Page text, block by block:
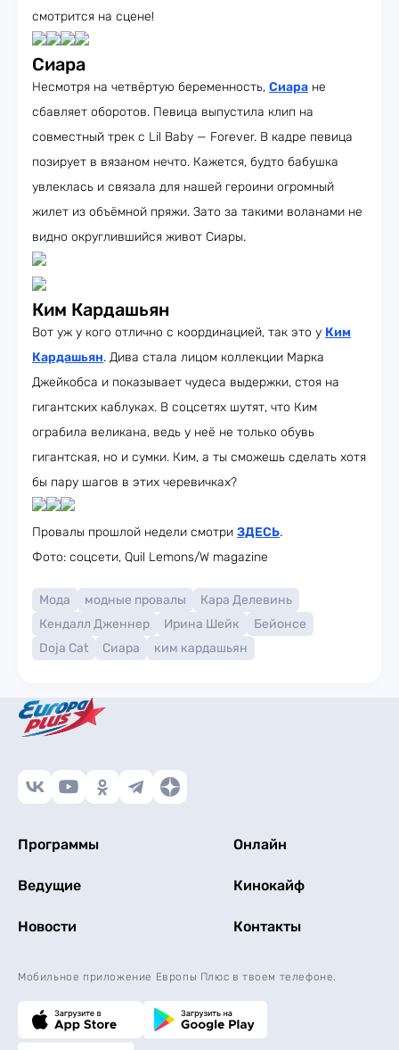
смотрится на сцене!
Сиара
Несмотря на четвёртую беременность, Сиара не
сбавляет оборотов. Певица выпустила клип на
совместный трек с Lil Baby — Forever. В кадре певица
позирует в вязаном нечто. Кажется, будто бабушка
увлеклась и связала для нашей героини огромный
жилет из объёмной пряжи. Зато за такими воланами не
видно округлившийся живот Сиары.
Ким Кардашьян
Вот уж у кого отлично с координацией, так это у Ким
Кардашьян. Дива стала лицом коллекции Марка
Джейкобса и показывает чудеса выдержки, стоя на
гигантских каблуках. В соцсетях шутят, что Ким
ограбила великана, ведь у неё не только обувь
гигантская, но и сумки. Ким, а ты сможешь сделать хотя
бы пару шагов в этих черевичках?
Провалы прошлой недели смотри ЗДЕСЬ.
Фото: соцсети, Quil Lemons/W magazine
Мода модные провалы
Кара Делевинь
Кендалл Дженнер
Ирина Шейк
Бейонсе
Doja Cat
Сиара ким кардашьян
Программы Онлайн
Ведущие Кинокайф
Новости Контакты
Мобильное приложение Европы Плюс в твоем телефоне.